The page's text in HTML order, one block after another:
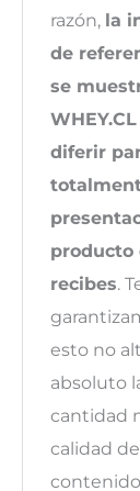
razón, la
de
se
diferir
producto
recibes.
esto no
absoluto
cantidad
calidad